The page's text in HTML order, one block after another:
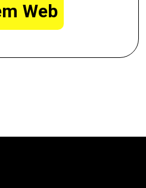
Web